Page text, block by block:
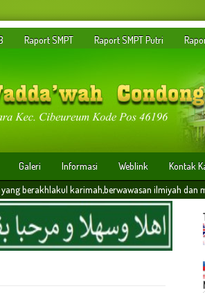
Raport SMPT Raport SMPT Putri
Galeri Informasi Weblink
Kontak
ilmiyah dan memiliki daya saing